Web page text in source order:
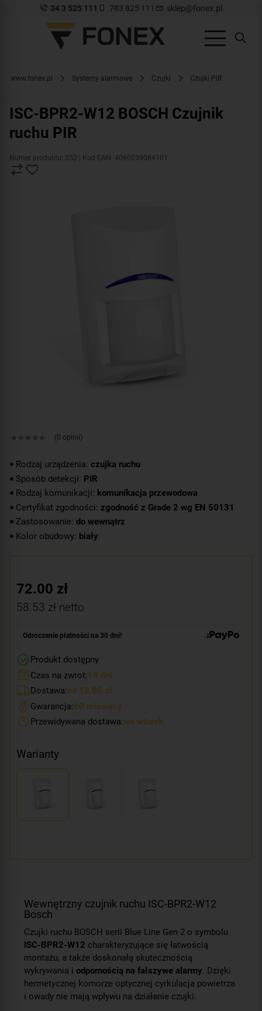
34 3 525 111 783 825 111 sklep@fonex.pl
www.fonex.pl Systemy alarmowe Czujki Czujki PiR
ISC-BPR2-W12 BOSCH Czujnik
ruchu PIR
Numer produktu: 552 | Kod EAN: 4060039084101
(0 opinii)
Rodzaj urządzenia: czujka ruchu
Sposób detekcji: PIR
Rodzaj komunikacji: komunikacja przewodowa
Certyfikat zgodności: zgodność z Grade 2 wg EN 50131
Zastosowanie: do wewnątrz
Kolor obudowy: biały
72.00 zł
58.53 zł netto
Odroczenie płatności na 30 dni!
Produkt dostępny
Czas na zwrot:14 dni
Dostawa:od 13.00 zł
Gwarancja:60 miesięcy
Przewidywana dostawa:we wtorek
Warianty
Wewnętrzny czujnik ruchu ISC-BPR2-W12
Bosch
Czujki ruchu BOSCH serii Blue Line Gen 2 o symbolu
ISC-BPR2-W12 charakteryzujące się łatwością
montażu, a także doskonałą skutecznością
wykrywania i odpornością na fałszywe alarmy. Dzięki
hermetycznej komorze optycznej cyrkulacja powietrza
i owady nie mają wpływu na działanie czujki.